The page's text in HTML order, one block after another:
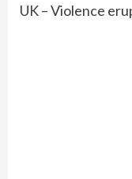
UK – Violence